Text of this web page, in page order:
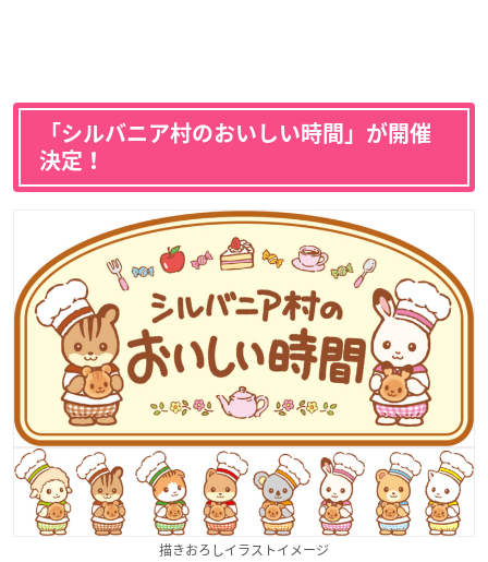
「シルバニア村のおいしい時間」が開催
決定！
描きおろしイラストイメージ